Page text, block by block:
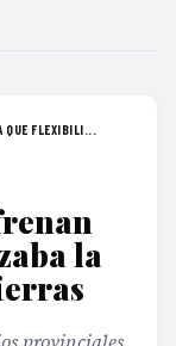
QUE FLEXIBILI...
la